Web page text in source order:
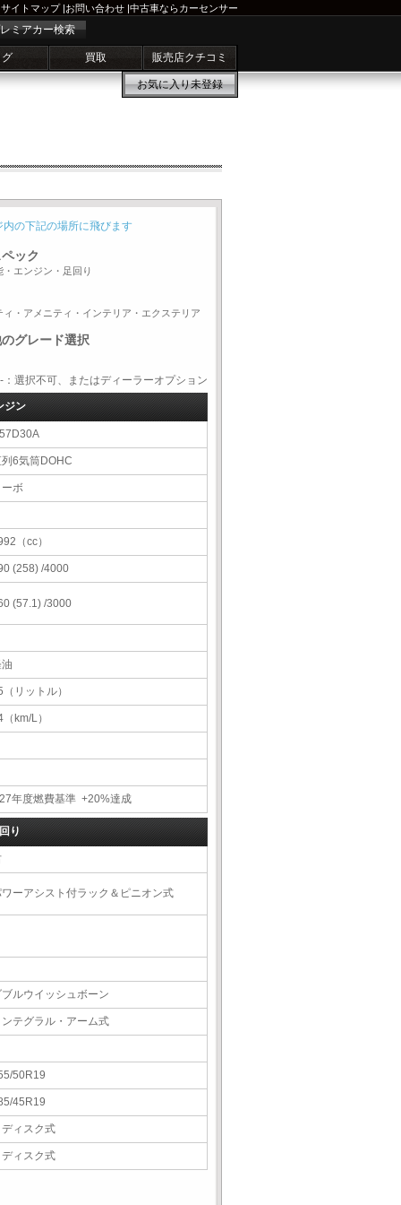
サイトマップ|お問い合わせ |中古車ならカーセンサー
ミアカー検索
買取 販売店クチコミ
お気に入り未登録
内の下記の場所に飛びます
ック
・エンジン・足回り
ィ・アメニティ・インテリア・エクステリア
グレード選択
択不可、またはディーラーオプション
ジン
6気筒DOHC
ボ
（cc）
(258) /4000
(57.1) /3000
（リットル）
km/L）
年度燃費基準 +20%達成
り
ーアシスト付ラック＆ピニオン式
ルウイッシュボーン
テグラル・アーム式
50R19
45R19
ィスク式
ィスク式